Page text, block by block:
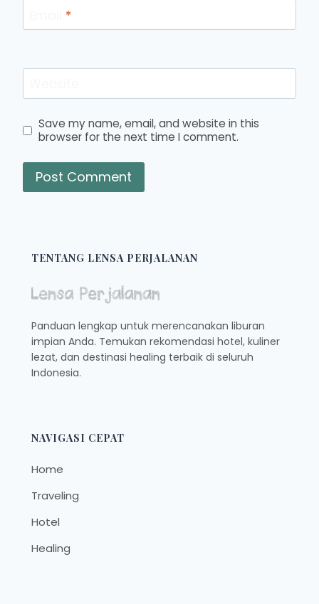
*
Save my name, email, and website in this
browser for the next time I comment.
TENTANG LENSA PERJALANAN
Panduan lengkap untuk merencanakan liburan
impian Anda. Temukan rekomendasi hotel, kuliner
lezat, dan destinasi healing terbaik di seluruh
Indonesia.
NAVIGASI CEPAT
Home
Traveling
Hotel
Healing